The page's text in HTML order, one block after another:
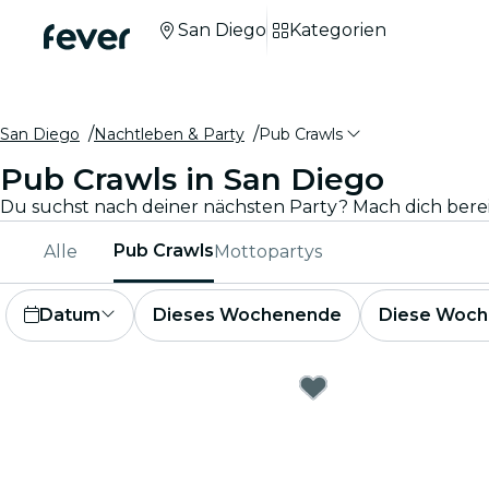
San Diego Kategorien
San Diego Nachtleben & Party Pub Crawls
Pub Crawls in San Diego
Alle Pub CrawlsMottopartys
Datum Dieses Wochenende Diese